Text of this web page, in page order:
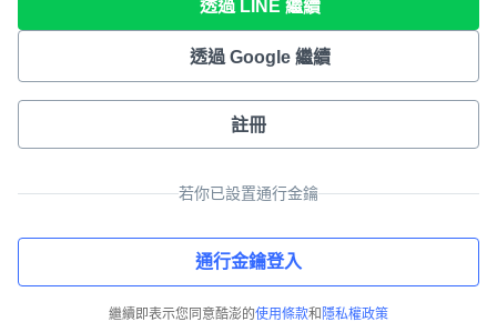
透過 LINE 繼續
透過 Google 繼續
註冊
若你已設置通行金鑰
通行金鑰登入
繼續即表示您同意酷澎的使用條款和 隱私權政策